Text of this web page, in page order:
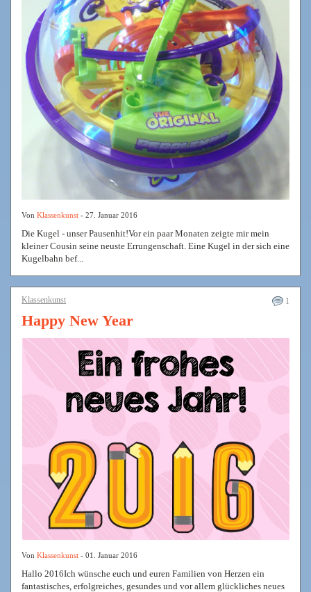
Von Klassenkunst - 27. Januar 2016
Die Kugel - unser Pausenhit!Vor ein paar Monaten zeigte mir mein
kleiner Cousin seine neuste Errungenschaft. Eine Kugel in der sich eine
Kugelbahn bef...
1
Klassenkunst
Happy New Year
Von Klassenkunst - 01. Januar 2016
Hallo 2016Ich wünsche euch und euren Familien von Herzen ein
fantastisches, erfolgreiches, gesundes und vor allem glückliches neues